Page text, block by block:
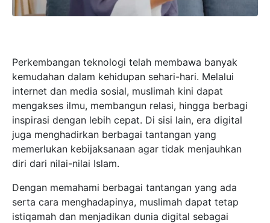
Perkembangan teknologi telah membawa banyak
kemudahan dalam kehidupan sehari-hari. Melalui
internet dan media sosial, muslimah kini dapat
mengakses ilmu, membangun relasi, hingga berbagi
inspirasi dengan lebih cepat. Di sisi lain, era digital
juga menghadirkan berbagai tantangan yang
memerlukan kebijaksanaan agar tidak menjauhkan
diri dari nilai-nilai Islam.
Dengan memahami berbagai tantangan yang ada
serta cara menghadapinya, muslimah dapat tetap
istiqamah dan menjadikan dunia digital sebagai